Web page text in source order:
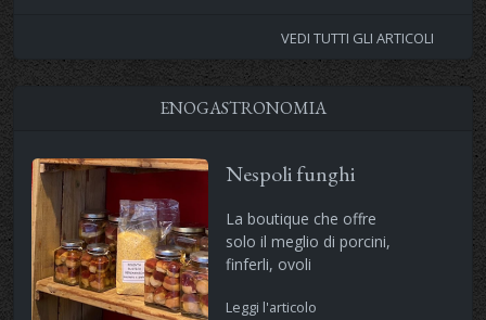
VEDI TUTTI GLI ARTICOLI
ENOGASTRONOMIA
Nespoli funghi
La boutique che offre
solo il meglio di porcini,
finferli, ovoli
Leggi l'articolo